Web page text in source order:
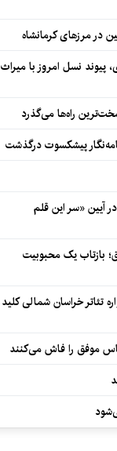
نسل امروز با میراث
راه‌ها می‌گذرد
پیشکسوت درگذشت
در آیین «سر این قلم
بازتاب یک محبوبیت
تئاتر خراسان شمالی کلید
موفق را فاش می‌کنند